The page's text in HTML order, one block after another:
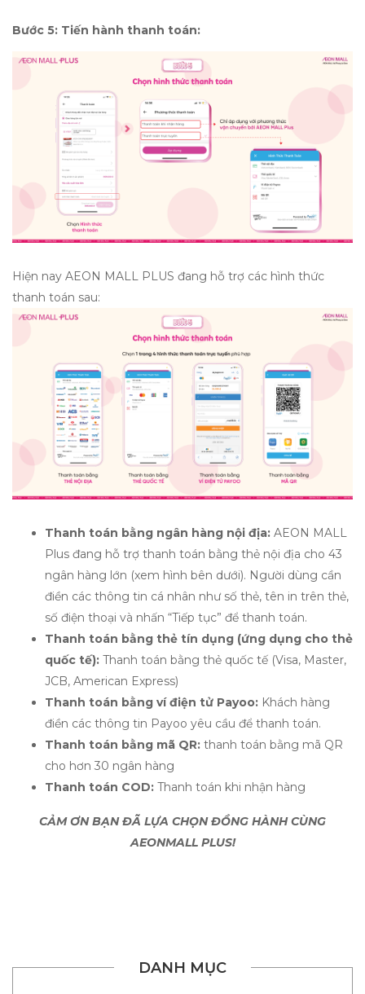
Bước 5: Tiến hành thanh toán:
Hiện nay AEON MALL PLUS đang hỗ trợ các hình thức
thanh toán sau:
Thanh toán bằng ngân hàng nội địa: AEON MALL
Plus đang hỗ trợ thanh toán bằng thẻ nội địa cho 43
ngân hàng lớn (xem hình bên dưới). Người dùng cần
điền các thông tin cá nhân như số thẻ, tên in trên thẻ,
số điện thoại và nhấn “Tiếp tục” để thanh toán.
Thanh toán bằng thẻ tín dụng (ứng dụng cho thẻ
quốc tế): Thanh toán bằng thẻ quốc tế (Visa, Master,
JCB, American Express)
Thanh toán bằng ví điện tử Payoo: Khách hàng
điền các thông tin Payoo yêu cầu để thanh toán.
Thanh toán bằng mã QR: thanh toán bằng mã QR
cho hơn 30 ngân hàng
Thanh toán COD: Thanh toán khi nhận hàng
CẢM ƠN BẠN ĐÃ LỰA CHỌN ĐỒNG HÀNH CÙNG
AEONMALL PLUS!
DANH MỤC